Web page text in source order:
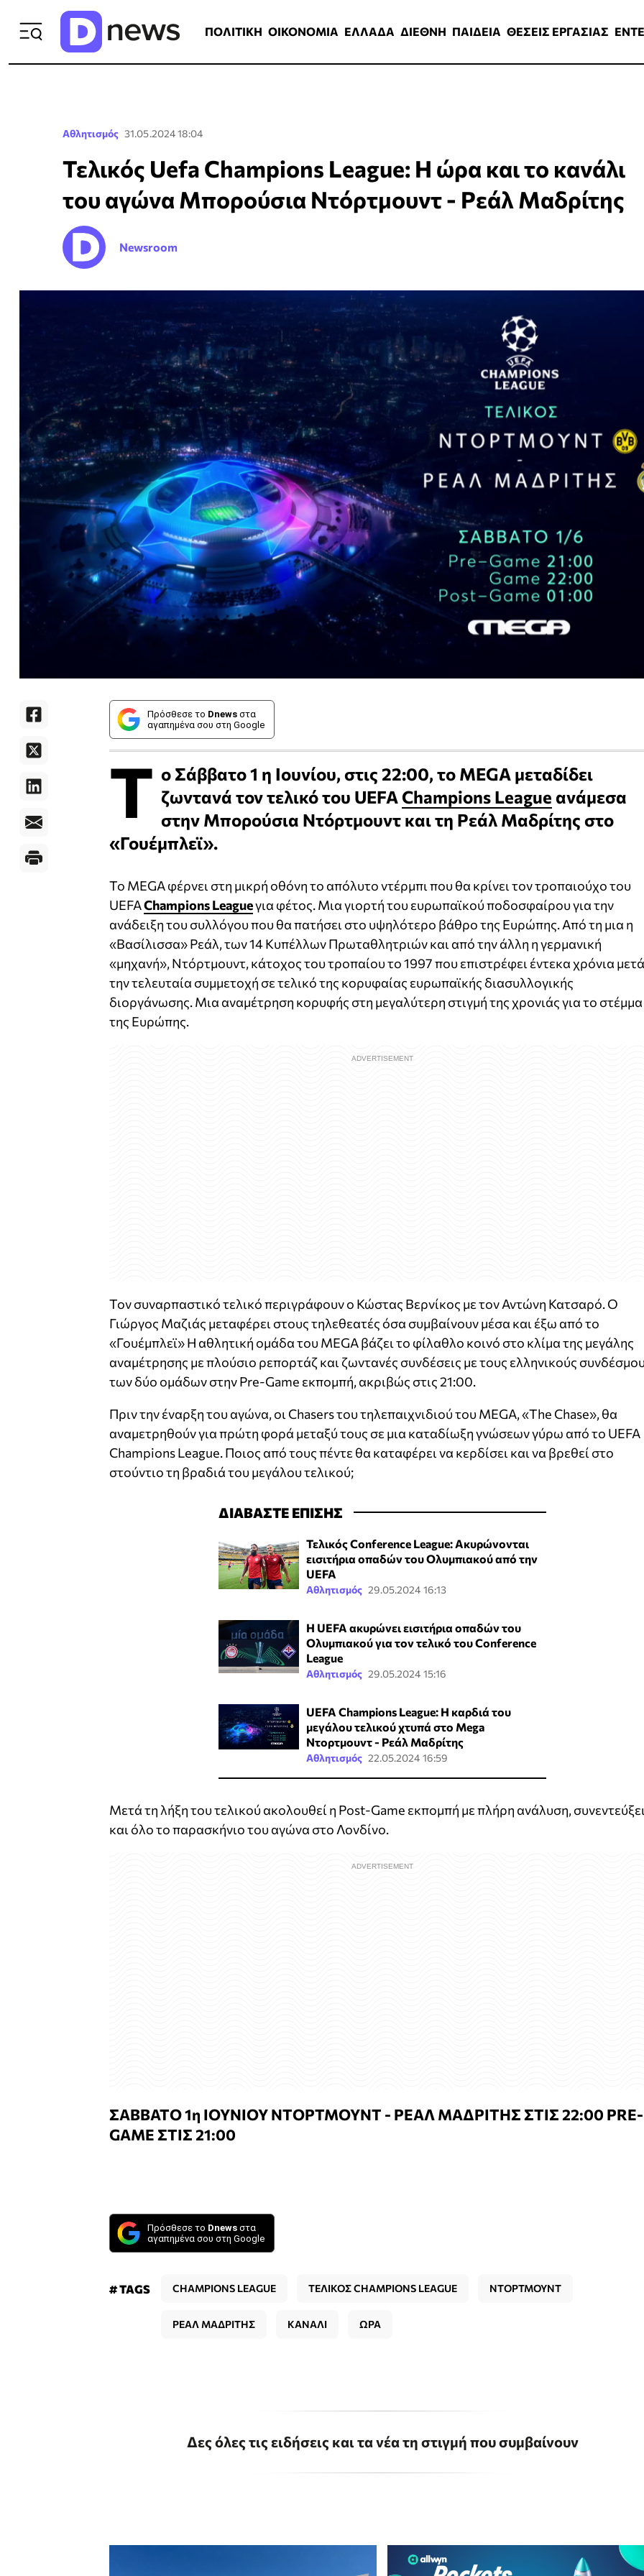
ΠΟΛΙΤΙΚΗ ΟΙΚΟΝΟΜΙΑ ΕΛΛΑΔΑ ΔΙΕΘΝΗ ΠΑΙΔΕΙΑ ΘΕΣΕΙΣ ΕΡΓΑΣΙΑΣ
Αθλητισμός 31.05.2024 18:04
Τελικός Uefa Champions League: Η ώρα και το κανάλι
του αγώνα Μπορούσια Ντόρτμουντ - Ρεάλ Μαδρίτης
Newsroom
Πρόσθεσε το Dnews στα
αγαπημένα σου στη Google
Τ ο Σάββατο 1 η Ιουνίου, στις 22:00, το MEGA μεταδίδει
ζωντανά τον τελικό του UEFA Champions League ανάμεσα
στην Μπορούσια Ντόρτμουντ και τη Ρεάλ Μαδρίτης στο
«Γουέμπλεϊ».
Το MEGA φέρνει στη μικρή οθόνη το απόλυτο ντέρμπι που θα κρίνει τον τροπαιούχο του
UEFAChampions Leagueγια φέτος. Μια γιορτή του ευρωπαϊκού ποδοσφαίρου για την
ανάδειξη του συλλόγου που θα πατήσει στο υψηλότερο βάθρο της Ευρώπης. Από τη μια η
«Βασίλισσα» Ρεάλ, των 14 Κυπέλλων Πρωταθλητριών και από την άλλη η γερμανική
«μηχανή», Ντόρτμουντ, κάτοχος του τροπαίου το 1997 που επιστρέφει έντεκα χρόνια μετά
την τελευταία συμμετοχή σε τελικό της κορυφαίας ευρωπαϊκής διασυλλογικής
διοργάνωσης. Μια αναμέτρηση κορυφής στη μεγαλύτερη στιγμή της χρονιάς για το στέμμα
της Ευρώπης.
Τον συναρπαστικό τελικό περιγράφουν ο Κώστας Βερνίκος με τον Αντώνη Κατσαρό. Ο
Γιώργος Μαζιάς μεταφέρει στους τηλεθεατές όσα συμβαίνουν μέσα και έξω από το
«Γουέμπλεϊ» Η αθλητική ομάδα του MEGA βάζει το φίλαθλο κοινό στο κλίμα της μεγάλης
αναμέτρησης με πλούσιο ρεπορτάζ και ζωντανές συνδέσεις με τους ελληνικούς
των δύο ομάδων στην Pre-Game εκπομπή, ακριβώς στις 21:00.
Πριν την έναρξη του αγώνα, οι Chasers του τηλεπαιχνιδιού του MEGA, «The Chase», θα
αναμετρηθούν για πρώτη φορά μεταξύ τους σε μια καταδίωξη γνώσεων γύρω από το UEFA
Champions League. Ποιος από τους πέντε θα καταφέρει να κερδίσει και να βρεθεί στο
στούντιο τη βραδιά του μεγάλου τελικού;
ΔΙΑΒΑΣΤΕ ΕΠΙΣΗΣ
Τελικός Conference League: Ακυρώνονται
εισιτήρια οπαδών του Ολυμπιακού από την
UEFA
Αθλητισμός 29.05.2024 16:13
Η UEFA ακυρώνει εισιτήρια οπαδών του
Ολυμπιακού για τον τελικό του Conference
League
Αθλητισμός 29.05.2024 15:16
UEFA Champions League: Η καρδιά του
μεγάλου τελικού χτυπά στο Mega
Ντορτμουντ - Ρεάλ Μαδρίτης
Αθλητισμός 22.05.2024 16:59
Μετά τη λήξη του τελικού ακολουθεί η Post-Game εκπομπή με πλήρη ανάλυση,
και όλο το παρασκήνιο του αγώνα στο Λονδίνο.
ΣΑΒΒΑΤΟ 1η ΙΟΥΝΙΟΥ ΝΤΟΡΤΜΟΥΝΤ - ΡΕΑΛ ΜΑΔΡΙΤΗΣ ΣΤΙΣ 22:00 PRE-
GAME ΣΤΙΣ 21:00
Πρόσθεσε το Dnews στα
αγαπημένα σου στη Google
# TAGS CHAMPIONS LEAGUE ΤΕΛΙΚΟΣ CHAMPIONS LEAGUE ΝΤΟΡΤΜΟΥΝΤ
ΡΕΑΛ ΜΑΔΡΙΤΗΣ ΚΑΝΑΛΙ ΩΡΑ
Δες όλες τις ειδήσεις και τα νέα τη στιγμή που συμβαίνουν